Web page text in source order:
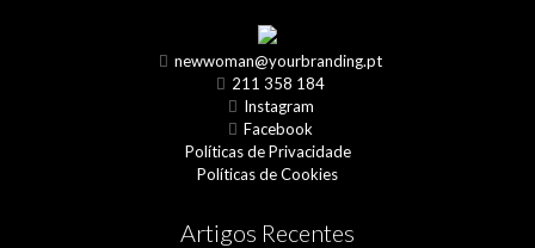
newwoman@yourbranding.pt
211 358 184
Instagram
Facebook
Políticas de Privacidade
Políticas de Cookies
Artigos Recentes